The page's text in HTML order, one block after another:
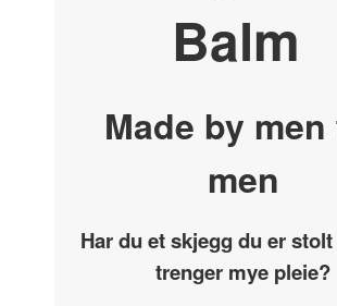
Balm
Made by
men
Har du et skjegg du er
trenger mye pleie?